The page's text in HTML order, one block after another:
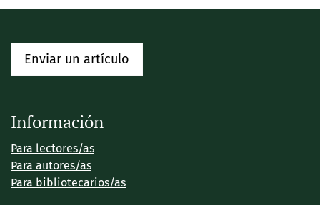
Enviar un artículo
Información
Para lectores/as
Para autores/as
Para bibliotecarios/as